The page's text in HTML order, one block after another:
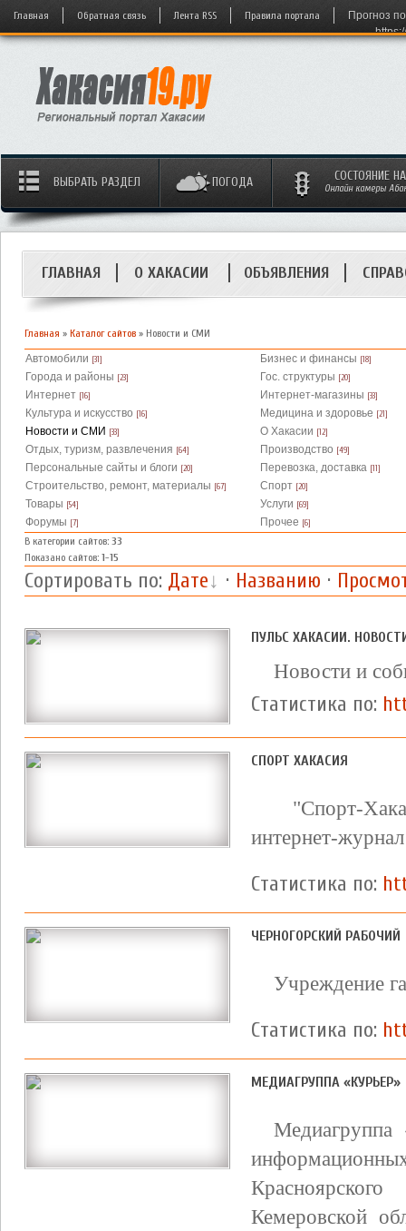
Главная Обратная связь Лента RSS Правила портала
Прогноз
ВЫБРАТЬ РАЗДЕЛ ПОГОДА СОСТОЯНИЕ
Онлайн камеры
ГЛАВНАЯ О ХАКАСИИ ОБЪЯВЛЕНИЯ
Главная » Каталог сайтов » Новости и СМИ
Автомобили [31] Бизнес и финансы [18]
Города и районы [23] Гос. структуры [20]
Интернет [16] Интернет-магазины [33]
Культура и искусство [16] Медицина и здоровье [21]
Новости и СМИ [33] О Хакасии [12]
Отдых, туризм, развлечения [64] Производство [49]
Персональные сайты и блоги [20] Перевозка, доставка [11]
Строительство, ремонт, материалы [67] Спорт [20]
Товары [54] Услуги [69]
Форумы [7] Прочее [6]
В категории сайтов: 33
Показано сайтов: 1-15
Сортировать по: Дате · Названию ·
ПУЛЬС ХАКАСИИ.
Новости и
Статистика по:
СПОРТ ХАКАСИЯ
"Спорт-
интернет-
Статистика по:
ЧЕРНОГОРСКИЙ РАБОЧИЙ
Учреждение
Статистика по:
МЕДИАГРУППА «КУРЬЕР»
Медиагруппа
Кемеровской